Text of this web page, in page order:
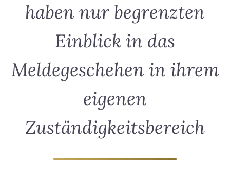
haben nur begrenzten
Einblick in das
Meldegeschehen in ihrem
eigenen
Zuständigkeitsbereich